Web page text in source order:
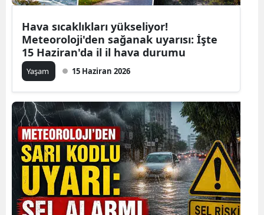
Hava sıcaklıkları yükseliyor!
Meteoroloji'den sağanak uyarısı: İşte
15 Haziran'da il il hava durumu
Yaşam 15 Haziran 2026